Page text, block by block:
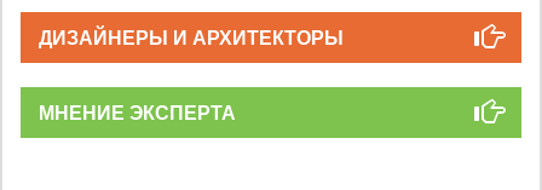
ДИЗАЙНЕРЫ И АРХИТЕКТОРЫ
МНЕНИЕ ЭКСПЕРТА